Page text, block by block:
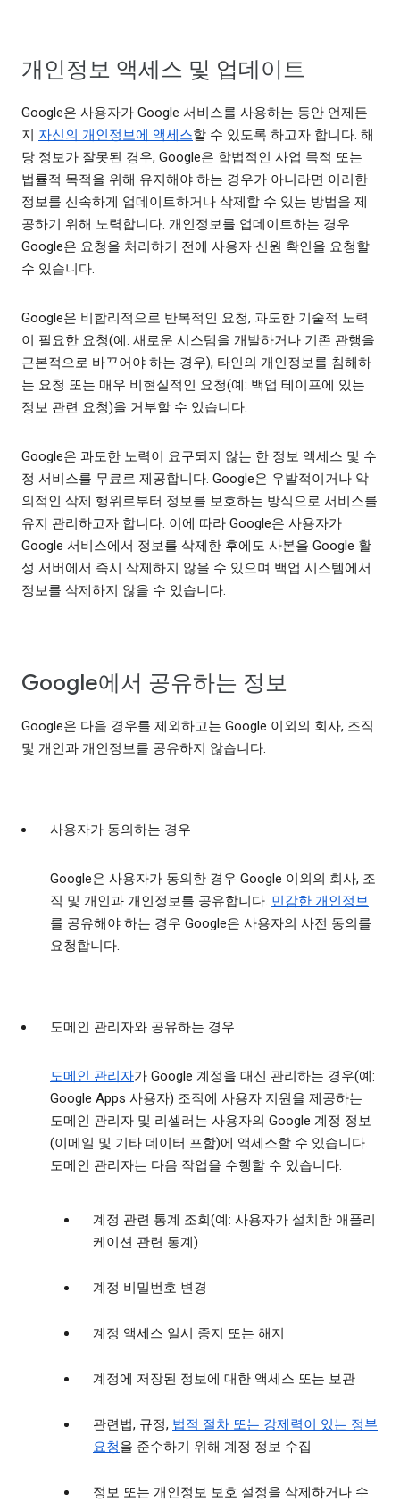
개인정보 액세스 및 업데이트
Google은 사용자가 Google 서비스를 사용하는 동안 언제든
지 자신의 개인정보에 액세스할 수 있도록 하고자 합니다. 해
당 정보가 잘못된 경우, Google은 합법적인 사업 목적 또는
법률적 목적을 위해 유지해야 하는 경우가 아니라면 이러한
정보를 신속하게 업데이트하거나 삭제할 수 있는 방법을 제
공하기 위해 노력합니다. 개인정보를 업데이트하는 경우
Google은 요청을 처리하기 전에 사용자 신원 확인을 요청할
수 있습니다.
Google은 비합리적으로 반복적인 요청, 과도한 기술적 노력
이 필요한 요청(예: 새로운 시스템을 개발하거나 기존 관행을
근본적으로 바꾸어야 하는 경우), 타인의 개인정보를 침해하
는 요청 또는 매우 비현실적인 요청(예: 백업 테이프에 있는
정보 관련 요청)을 거부할 수 있습니다.
Google은 과도한 노력이 요구되지 않는 한 정보 액세스 및 수
정 서비스를 무료로 제공합니다. Google은 우발적이거나 악
의적인 삭제 행위로부터 정보를 보호하는 방식으로 서비스를
유지 관리하고자 합니다. 이에 따라 Google은 사용자가
Google 서비스에서 정보를 삭제한 후에도 사본을 Google 활
성 서버에서 즉시 삭제하지 않을 수 있으며 백업 시스템에서
정보를 삭제하지 않을 수 있습니다.
Google에서 공유하는 정보
Google은 다음 경우를 제외하고는 Google 이외의 회사, 조직
및 개인과 개인정보를 공유하지 않습니다.
사용자가 동의하는 경우
Google은 사용자가 동의한 경우 Google 이외의 회사, 조
직 및 개인과 개인정보를 공유합니다. 민감한 개인정보
를 공유해야 하는 경우 Google은 사용자의 사전 동의를
요청합니다.
도메인 관리자와 공유하는 경우
도메인 관리자가 Google 계정을 대신 관리하는 경우(예:
Google Apps 사용자) 조직에 사용자 지원을 제공하는
도메인 관리자 및 리셀러는 사용자의 Google 계정 정보
(이메일 및 기타 데이터 포함)에 액세스할 수 있습니다.
도메인 관리자는 다음 작업을 수행할 수 있습니다.
계정 관련 통계 조회(예: 사용자가 설치한 애플리
케이션 관련 통계)
계정 비밀번호 변경
계정 액세스 일시 중지 또는 해지
계정에 저장된 정보에 대한 액세스 또는 보관
관련법, 규정, 법적 절차 또는 강제력이 있는 정부
요청을 준수하기 위해 계정 정보 수집
정보 또는 개인정보 보호 설정을 삭제하거나 수